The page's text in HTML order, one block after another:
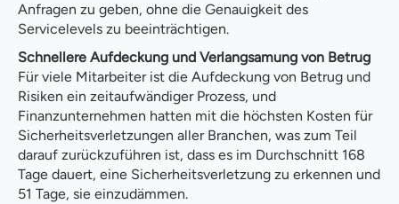
Anfragen zu geben, ohne die Genauigkeit des
Servicelevels zu beeinträchtigen.
Schnellere Aufdeckung und Verlangsamung von Betrug
Für viele Mitarbeiter ist die Aufdeckung von Betrug und
Risiken ein zeitaufwändiger Prozess, und
Finanzunternehmen hatten mit die höchsten Kosten für
Sicherheitsverletzungen aller Branchen, was zum Teil
darauf zurückzuführen ist, dass es im Durchschnitt 168
Tage dauert, eine Sicherheitsverletzung zu erkennen und
51 Tage, sie einzudämmen.